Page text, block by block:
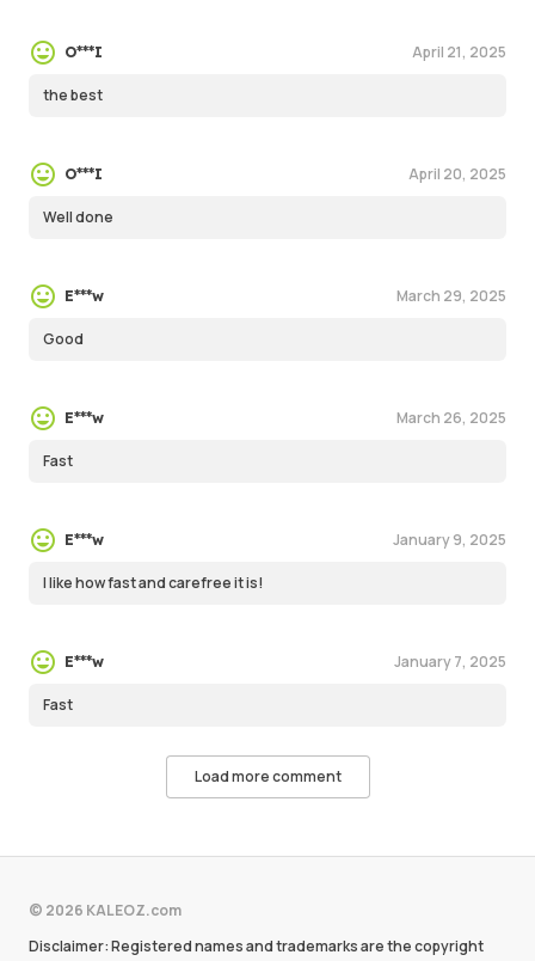
O***I April 21, 2025
the best
O***I April 20, 2025
Well done
E***w March 29, 2025
Good
E***w March 26, 2025
Fast
E***w January 9, 2025
I like how fast and carefree it is!
E***w January 7, 2025
Fast
Load more comment
© 2026 KALEOZ.com
Disclaimer: Registered names and trademarks are the copyright